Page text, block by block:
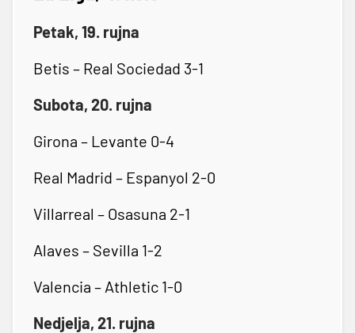
Petak, 19. rujna
Betis – Real Sociedad 3-1
Subota, 20. rujna
Girona – Levante 0-4
Real Madrid – Espanyol 2-0
Villarreal – Osasuna 2-1
Alaves – Sevilla 1-2
Valencia – Athletic 1-0
Nedjelja, 21. rujna